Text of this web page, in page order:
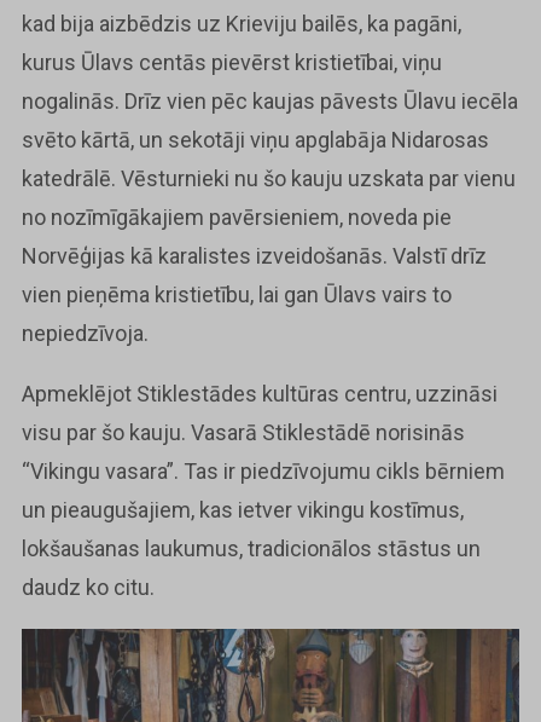
kad bija aizbēdzis uz Krieviju bailēs, ka pagāni,
kurus Ūlavs centās pievērst kristietībai, viņu
nogalinās. Drīz vien pēc kaujas pāvests Ūlavu iecēla
svēto kārtā, un sekotāji viņu apglabāja Nidarosas
katedrālē. Vēsturnieki nu šo kauju uzskata par vienu
no nozīmīgākajiem pavērsieniem, noveda pie
Norvēģijas kā karalistes izveidošanās. Valstī drīz
vien pieņēma kristietību, lai gan Ūlavs vairs to
nepiedzīvoja.
Apmeklējot Stiklestādes kultūras centru, uzzināsi
visu par šo kauju. Vasarā Stiklestādē norisinās
“Vikingu vasara”. Tas ir piedzīvojumu cikls bērniem
un pieaugušajiem, kas ietver vikingu kostīmus,
lokšaušanas laukumus, tradicionālos stāstus un
daudz ko citu.